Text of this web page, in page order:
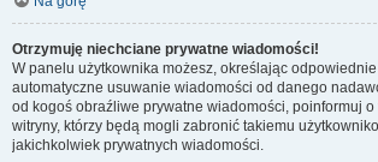
Otrzymuję niechciane prywatne wiadomości!
W panelu użytkownika możesz, określając odpowiednie
automatyczne usuwanie wiadomości od danego
od kogoś obraźliwe prywatne wiadomości, poinformuj
witryny, którzy będą mogli zabronić takiemu
jakichkolwiek prywatnych wiadomości.